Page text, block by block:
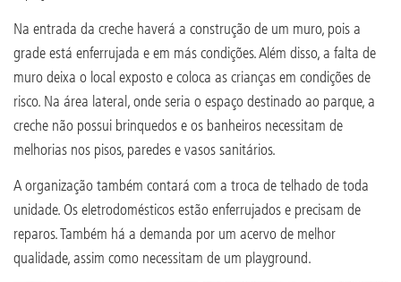
Na entrada da creche haverá a construção de um muro, pois a
grade está enferrujada e em más condições. Além disso, a falta de
muro deixa o local exposto e coloca as crianças em condições de
risco. Na área lateral, onde seria o espaço destinado ao parque, a
creche não possui brinquedos e os banheiros necessitam de
melhorias nos pisos, paredes e vasos sanitários.
A organização também contará com a troca de telhado de toda
unidade. Os eletrodomésticos estão enferrujados e precisam de
reparos. Também há a demanda por um acervo de melhor
qualidade, assim como necessitam de um playground.